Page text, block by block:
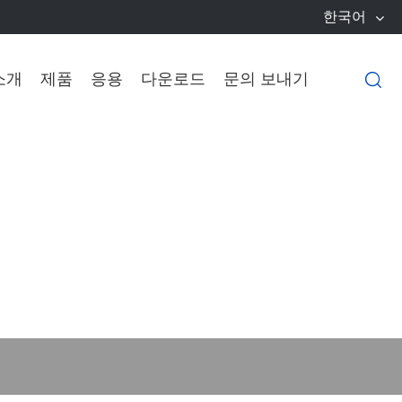
한국어
개 제품 응용 다운로드 문의 보내기 